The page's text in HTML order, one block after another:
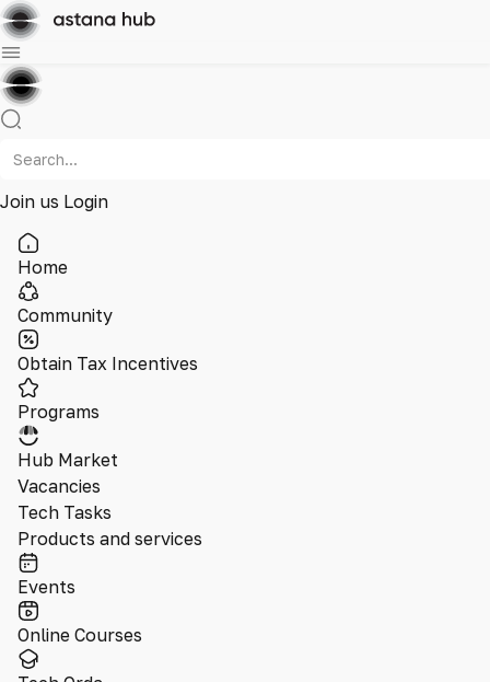
Join us Login
Home
Community
Obtain Tax Incentives
Programs
Hub Market
Vacancies
Tech Tasks
Products and services
Events
Online Courses